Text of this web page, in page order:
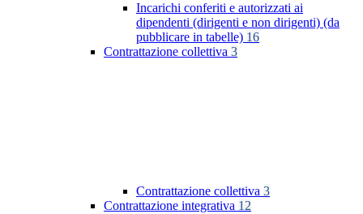
Incarichi conferiti e autorizzati ai
dipendenti (dirigenti e non dirigenti) (da
pubblicare in tabelle) 16
Contrattazione collettiva 3
Contrattazione collettiva 3
Contrattazione integrativa 12